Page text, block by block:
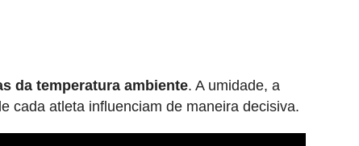
da temperatura ambiente. A umidade, a
cada atleta influenciam de maneira decisiva.